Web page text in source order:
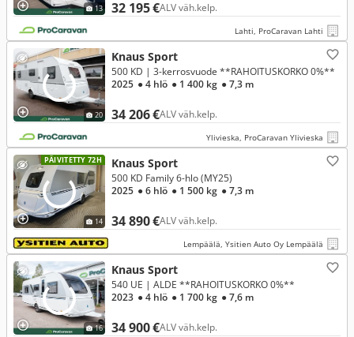
13 32 195 €ALV väh.kelp.
Lahti, ProCaravan Lahti
20
Knaus Sport
34 206 €ALV väh.kelp.
500 KD | 3-kerrosvuode **RAHOITUSKORKO 0%**
2025 ● 4 hlö ● 1 400 kg ● 7,3 m
Ylivieska, ProCaravan Ylivieska
PÄIVITETTY 72H
14
Knaus Sport
34 890 €ALV väh.kelp.
500 KD Family 6-hlo (MY25)
2025 ● 6 hlö ● 1 500 kg ● 7,3 m
Lempäälä, Ysitien Auto Oy Lempäälä
16
Knaus Sport
34 900 €ALV väh.kelp.
540 UE | ALDE **RAHOITUSKORKO 0%**
2023 ● 4 hlö ● 1 700 kg ● 7,6 m